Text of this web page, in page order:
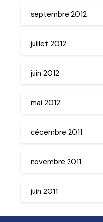
septembre 2012
juillet 2012
juin 2012
mai 2012
décembre 2011
novembre 2011
juin 2011